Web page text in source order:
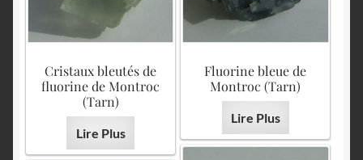
Cristaux bleutés de
fluorine de Montroc
(Tarn)
Lire Plus
Fluorine bleue de
Montroc (Tarn)
Lire Plus